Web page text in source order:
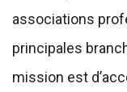
associations
principales
mission est